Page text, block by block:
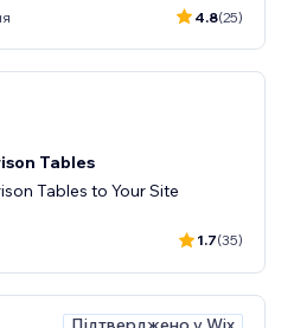
4.8(25)
Tables
Tables to Your Site
1.7(35)